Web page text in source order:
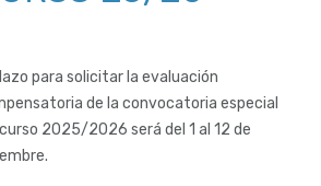
para solicitar la evaluación
de la convocatoria especial
2025/2026 será del 1 al 12 de